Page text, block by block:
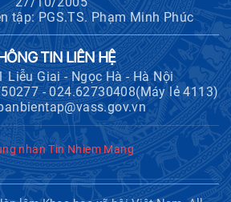
tập: PGS.TS. Phạm Minh Phúc
TIN LIÊN HỆ
Liễu Giai - Ngọc Hà - Hà Nội
- 024.62730408(Máy lẻ 4113)